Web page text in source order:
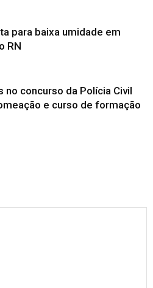
para baixa umidade em
RN
no concurso da Polícia Civil
e curso de formação